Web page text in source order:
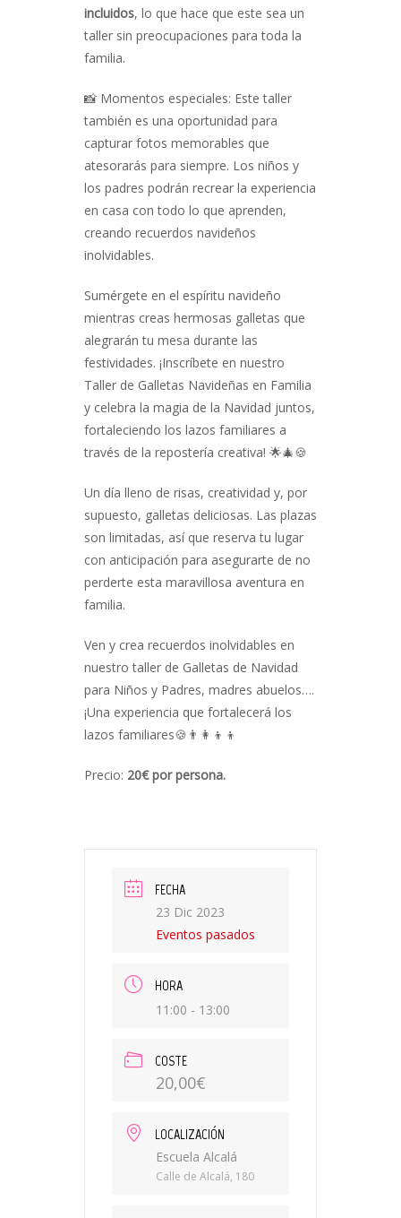
incluidos, lo que hace que este sea un
taller sin preocupaciones para toda la
familia.
📸 Momentos especiales: Este taller
también es una oportunidad para
capturar fotos memorables que
atesorarás para siempre. Los niños y
los padres podrán recrear la experiencia
en casa con todo lo que aprenden,
creando recuerdos navideños
inolvidables.
Sumérgete en el espíritu navideño
mientras creas hermosas galletas que
alegrarán tu mesa durante las
festividades. ¡Inscríbete en nuestro
Taller de Galletas Navideñas en Familia
y celebra la magia de la Navidad juntos,
fortaleciendo los lazos familiares a
través de la repostería creativa! 🌟🎄🍪
Un día lleno de risas, creatividad y, por
supuesto, galletas deliciosas. Las plazas
son limitadas, así que reserva tu lugar
con anticipación para asegurarte de no
perderte esta maravillosa aventura en
familia.
Ven y crea recuerdos inolvidables en
nuestro taller de Galletas de Navidad
para Niños y Padres, madres abuelos….
¡Una experiencia que fortalecerá los
lazos familiares🍪👨‍👩‍👦‍👦
Precio: 20€ por persona.
FECHA
23 Dic 2023
Eventos pasados
HORA
11:00 - 13:00
COSTE
20,00€
LOCALIZACIÓN
Escuela Alcalá
Calle de Alcalá, 180